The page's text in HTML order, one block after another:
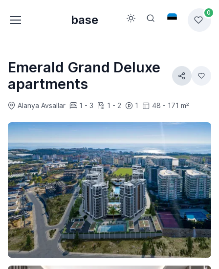
base
0
Emerald Grand Deluxe
apartments
Alanya Avsallar 1 - 3 1 - 2 1 48 - 171 m²